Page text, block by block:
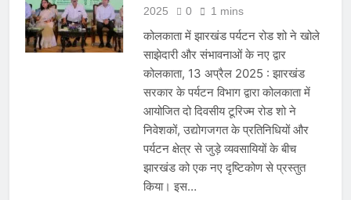
2025
0 1 mins
कोलकाता में झारखंड पर्यटन रोड शो ने खोले
साझेदारी और संभावनाओं के नए द्वार
कोलकाता, 13 अप्रैल 2025 : झारखंड
सरकार के पर्यटन विभाग द्वारा कोलकाता में
आयोजित दो दिवसीय टूरिज्म रोड शो ने
निवेशकों, उद्योगजगत के प्रतिनिधियों और
पर्यटन क्षेत्र से जुड़े व्यवसायियों के बीच
झारखंड को एक नए दृष्टिकोण से प्रस्तुत
किया। इस…